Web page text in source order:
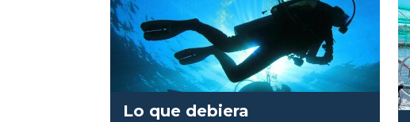
Lo que debiera